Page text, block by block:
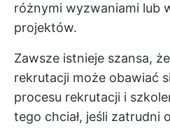
różnymi wyzwaniami lub
projektów.
Zawsze istnieje szansa,
rekrutacji może obawiać
procesu rekrutacji i
tego chciał, jeśli zatrudni